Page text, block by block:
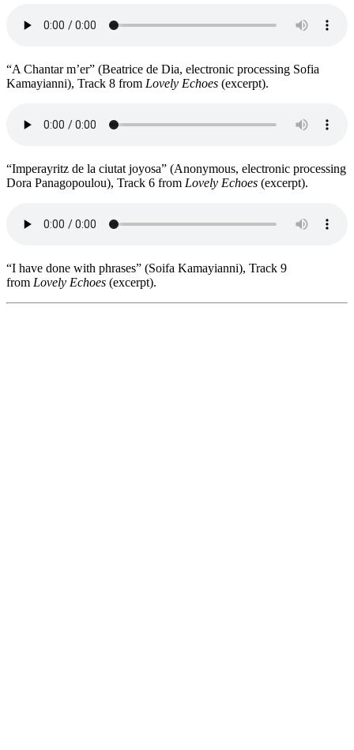
“A Chantar m’er” (Beatrice de Dia, electronic processing Sofia
Kamayianni), Track 8 from Lovely Echoes (excerpt).
“Imperayritz de la ciutat joyosa” (Anonymous, electronic processing
Dora Panagopoulou), Track 6 from Lovely Echoes (excerpt).
“I have done with phrases” (Soifa Kamayianni), Track 9
from Lovely Echoes (excerpt).